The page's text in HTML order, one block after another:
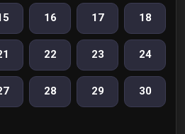
16 17 18
22 23 24
28 29 30